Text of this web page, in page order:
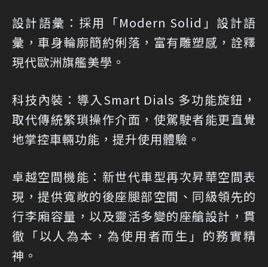
設計語彙： 採用「Modern Solid」設計語
彙，車身輪廓簡約俐落，富有雕塑感，詮釋
現代歐洲旗艦美學。
科技內裝： 導入Smart Dials 多功能旋鈕，
取代傳統繁瑣操作介面，使駕駛者能更直覺
地掌控車輛功能，提升使用體驗。
卓越空間機能： 新世代車型再次昇華空間表
現，提供寬敞的後座腿部空間、同級領先的
行李廂容量，以及靈活多變的座艙設計，貫
徹「以人為本，為使用者而生」的務實精
神。